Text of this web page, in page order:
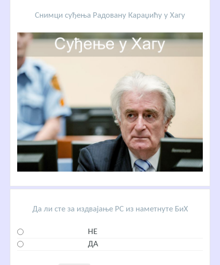
Снимци суђења Радовану Караџићу у Хагу
Да ли сте за издвајање РС из наметнуте БиХ
НЕ
ДА